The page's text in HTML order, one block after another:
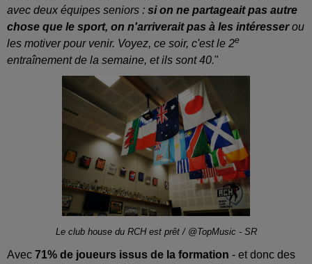
avec deux équipes seniors : si on ne partageait pas autre
chose que le sport, on n'arriverait pas à les intéresserou
les motiver pour venir. Voyez, ce soir, c'est le 2e
entraînement de la semaine, et ils sont 40."
Le club house du RCH est prêt / @TopMusic - SR
Avec 71% de joueurs issus de la formation - et donc des